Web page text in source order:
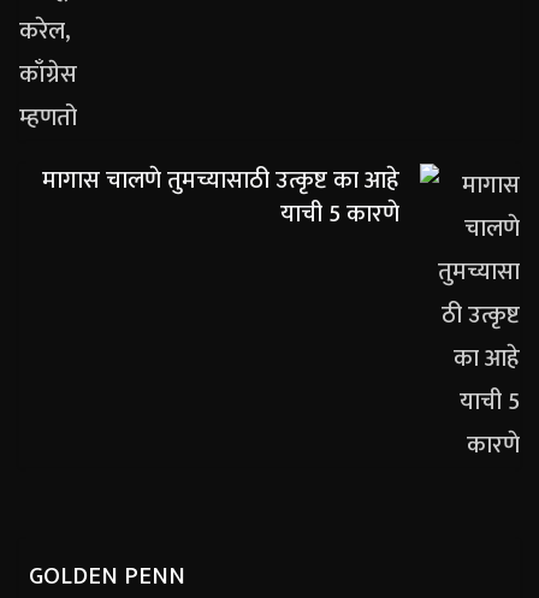
मागास चालणे तुमच्यासाठी उत्कृष्ट का आहे
याची 5 कारणे
GOLDEN PENN